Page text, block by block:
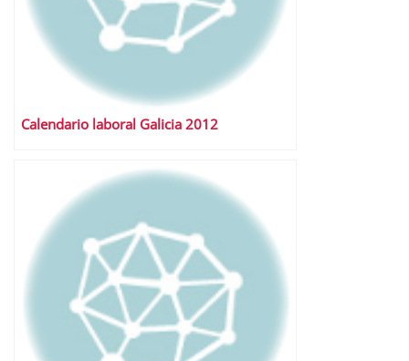
Calendario laboral Galicia 2012